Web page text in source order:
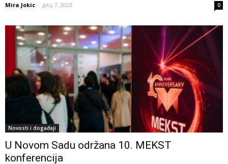
Mira Jokic - дец 7, 2023 0
Novosti i događaji
U Novom Sadu održana 10. MEKST
konferencija